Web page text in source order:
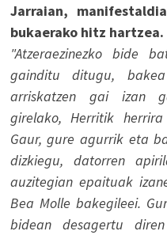
Jarraian,
bukaerako hitz hartzea.
"Atzeraezinezko bide
gainditu ditugu,
arriskatzen gai izan
girelako, Herritik
Gaur, gure agurrik eta
dizkiegu, datorren
auzitegian epaituak
Bea Molle bakegileei.
bidean desagertu